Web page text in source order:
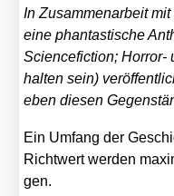
In Zusam­men­ar­beit
eine phan­tas­ti­sche
Sci­ence­fic­tion;
hal­ten sein)
eben die­sen
Ein Umfang der
Richt­wert wer­den
gen.